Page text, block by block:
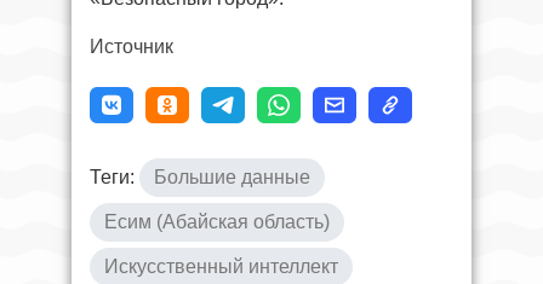
Источник
Теги: Большие данные
Есим (Абайская область)
Искусственный интеллект